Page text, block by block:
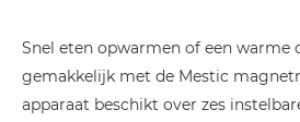
Snel eten opwarmen of een warme
gemakkelijk met de Mestic
apparaat beschikt over zes